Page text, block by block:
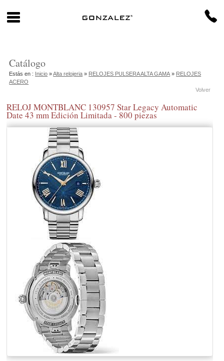
Catálogo
Estás en : Inicio »Alta relojeria » RELOJES PULSERA ALTA GAMA » RELOJES
ACERO
Volver
RELOJ MONTBLANC 130957 Star Legacy Automatic
Date 43 mm Edición Limitada - 800 piezas